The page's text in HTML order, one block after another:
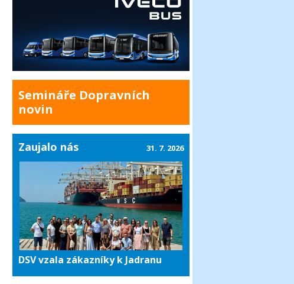
Semináře Dopravních
novin
Zaujalo nás
DSV vzala zákazníky k Jadranu
31. 7. 2026